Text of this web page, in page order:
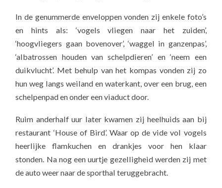
In de genummerde enveloppen vonden zij enkele foto’s
en hints als: ‘vogels vliegen naar het zuiden’,
‘hoogvliegers gaan bovenover’, ‘waggel in ganzenpas’,
‘albatrossen houden van schelpdieren’ en ‘neem een
duikvlucht’. Met behulp van het kompas vonden zij zo
hun weg langs weiland en waterkant, over een brug, een
schelpenpad en onder een viaduct door.
Ruim anderhalf uur later kwamen zij heelhuids aan bij
restaurant ‘House of Bird’. Waar op de vide vol vogels
heerlijke flamkuchen en drankjes voor hen klaar
stonden. Na nog een uurtje gezelligheid werden zij met
de auto weer naar de sporthal teruggebracht.